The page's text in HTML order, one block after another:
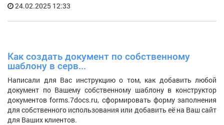
24.02.2025 12:33
Как создать документ по собственному
шаблону в серв...
Написали для Вас инструкцию о том, как добавить любой
документ по Вашему собственному шаблону в конструктор
документов forms.7docs.ru, сформировать форму заполнения
для собственного использования или добавить её на Ваш сайт
для Ваших клиентов.